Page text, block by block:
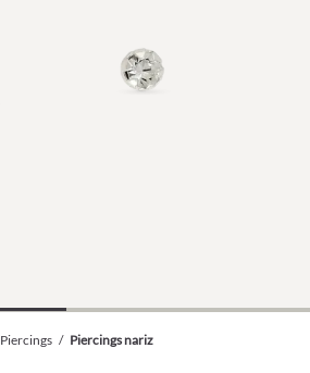
Piercings / Piercings nariz